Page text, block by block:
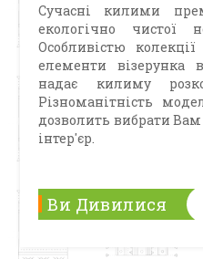
Сучасні килими
екологічно чистої
Особливістю
елементи візерунка
надає килиму
Різноманітність
дозволить вибрати
інтер'єр.
Ви Дивилися